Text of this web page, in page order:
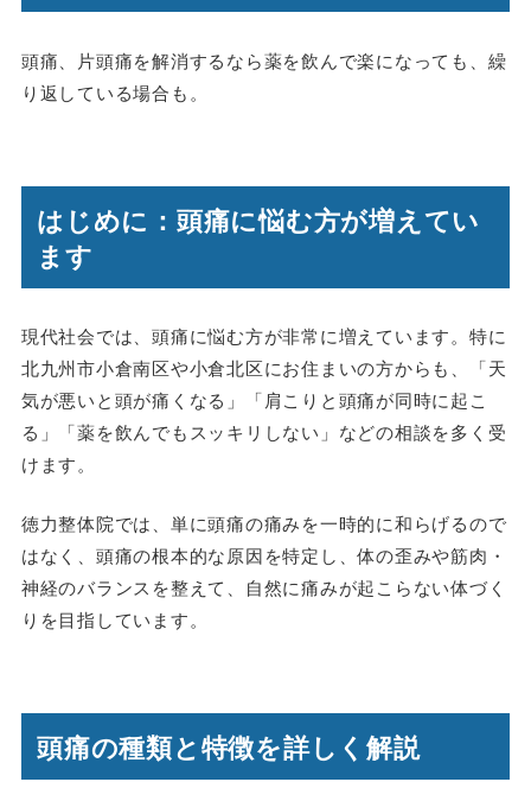
頭痛、片頭痛を解消するなら薬を飲んで楽になっても、繰
り返している場合も。
はじめに：頭痛に悩む方が増えてい
ます
現代社会では、頭痛に悩む方が非常に増えています。特に
北九州市小倉南区や小倉北区にお住まいの方からも、「天
気が悪いと頭が痛くなる」「肩こりと頭痛が同時に起こ
る」「薬を飲んでもスッキリしない」などの相談を多く受
けます。
徳力整体院では、単に頭痛の痛みを一時的に和らげるので
はなく、頭痛の根本的な原因を特定し、体の歪みや筋肉・
神経のバランスを整えて、自然に痛みが起こらない体づく
りを目指しています。
頭痛の種類と特徴を詳しく解説